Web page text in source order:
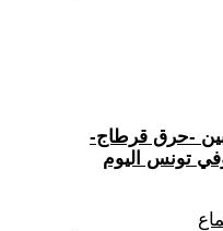
بين -حرق قرطاج-
تونس اليوم